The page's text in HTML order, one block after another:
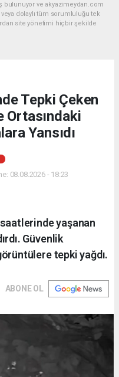
bulunuyor ve akyazimeydan.com
dolaylı tüm sorumluluğu tek
site yönetimi hiçbir şekilde
Tepki Çeken
Ortasındaki
Yansıdı
08.08.2026 - 18:23
yaşanan
Güvenlik
tepki yağdı.
ABONE OL